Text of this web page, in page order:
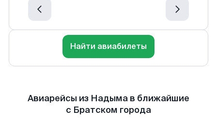
Найти авиабилеты
Авиарейсы из Надыма в ближайшие
с Братском города